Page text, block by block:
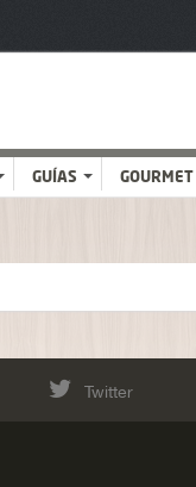
GUÍAS GOURMET
Twitter